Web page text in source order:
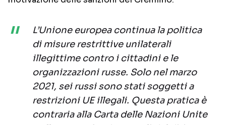
L’Unione europea continua la politica
di misure restrittive unilaterali
illegittime contro i cittadini e le
organizzazioni russe. Solo nel marzo
2021, sei russi sono stati soggetti a
restrizioni UE illegali. Questa pratica è
contraria alla Carta delle Nazioni Unite